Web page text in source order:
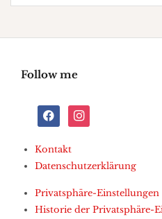
Follow me
facebookinstagram
Kontakt
Datenschutzerklärung
Privatsphäre-Einstellungen
Historie der Privatsphäre-